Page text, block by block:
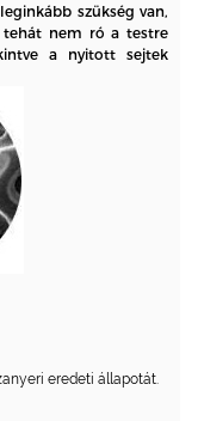
szükség van,
tehát nem ró a testre
a nyitott sejtek
eredeti állapotát.